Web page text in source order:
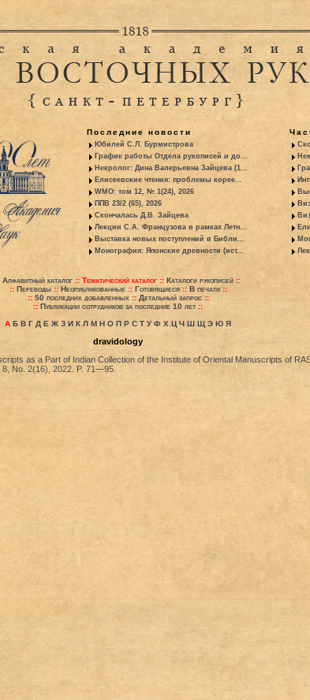
Последние новости
Юбилей С.Л. Бурмистрова
График работы Отдела рукописей и до...
Некролог: Дина Валерьевна Зайцева (1...
Елисеевские чтения: проблемы корее...
WMO: том 12, № 1(24), 2026
ППВ 23/2 (65), 2026
Скончалась Д.В. Зайцева
Лекции С.А. Французова в рамках Летн...
Выставка новых поступлений в Библи...
Монография: Японские древности (ист...
Алфавитный каталог :: Тематический каталог :: Каталоги рукописей ::
:: Переводы:: Неопубликованные:: Готовящиеся:: В печати::
:: 50 последних добавленных:: Детальный запрос::
:: Публикации сотрудников за последние 10 лет::
А Б В Г Д Е Ж З И К Л М Н О П Р С Т У Ф Х Ц Ч Ш Щ Э Ю Я
dravidology
as a Part of Indian Collection of the Institute of Oriental Manuscripts of
No. 2(16), 2022. P. 71—95.